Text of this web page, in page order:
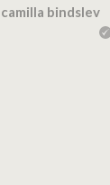
camilla bindslev